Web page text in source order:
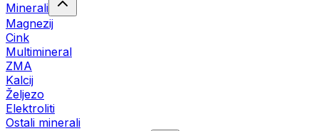
Minerali
Magnezij
Cink
Multimineral
ZMA
Kalcij
Željezo
Elektroliti
Ostali minerali